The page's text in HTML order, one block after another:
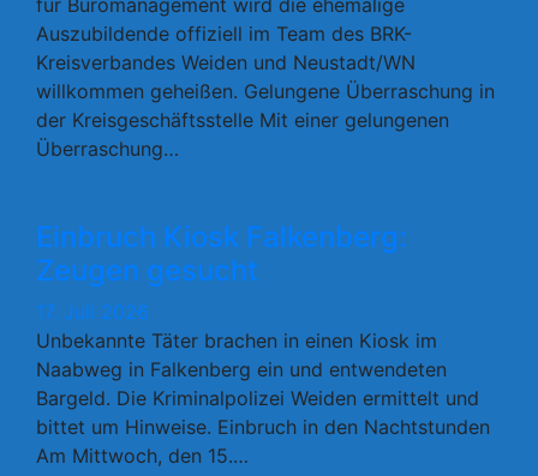
für Büromanagement wird die ehemalige
Auszubildende offiziell im Team des BRK-
Kreisverbandes Weiden und Neustadt/WN
willkommen geheißen. Gelungene Überraschung in
der Kreisgeschäftsstelle Mit einer gelungenen
Überraschung…
Einbruch Kiosk Falkenberg:
Zeugen gesucht
17. Juli 2026
Unbekannte Täter brachen in einen Kiosk im
Naabweg in Falkenberg ein und entwendeten
Bargeld. Die Kriminalpolizei Weiden ermittelt und
bittet um Hinweise. Einbruch in den Nachtstunden
Am Mittwoch, den 15.…